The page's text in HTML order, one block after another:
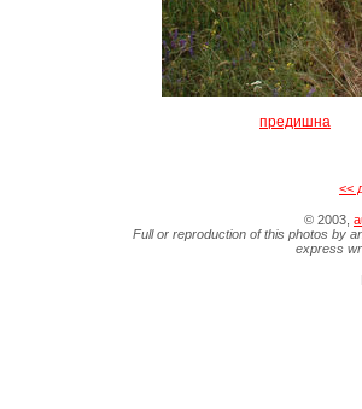
предишна
<<
© 2003,
Full or reproduction of this photos by
express